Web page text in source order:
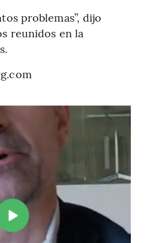
problemas”, dijo
reunidos en la